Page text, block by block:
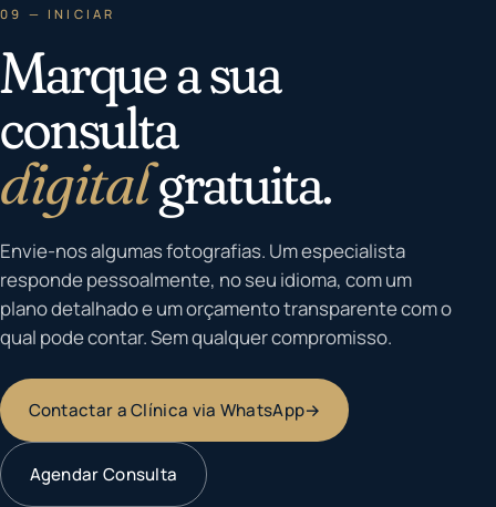
09 — INICIAR
Marque a sua
consulta
digitalgratuita.
Envie-nos algumas fotografias. Um especialista
responde pessoalmente, no seu idioma, com um
plano detalhado e um orçamento transparente com o
qual pode contar. Sem qualquer compromisso.
Contactar a Clínica via WhatsApp→
Agendar Consulta